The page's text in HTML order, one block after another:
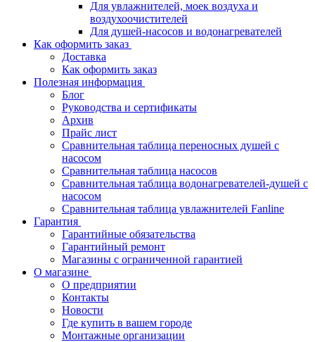
Для увлажнителей, моек воздуха и
воздухоочистителей
Для душей-насосов и водонагревателей
Как оформить заказ
Доставка
Как оформить заказ
Полезная информация
Блог
Руководства и сертификаты
Архив
Прайс лист
Сравнительная таблица переносных душей с
насосом
Сравнительная таблица насосов
Сравнительная таблица водонагревателей-душей с
насосом
Сравнительная таблица увлажнителей Fanline
Гарантия
Гарантийные обязательства
Гарантийный ремонт
Магазины с ограниченной гарантией
О магазине
О предприятии
Контакты
Новости
Где купить в вашем городе
Монтажные организации